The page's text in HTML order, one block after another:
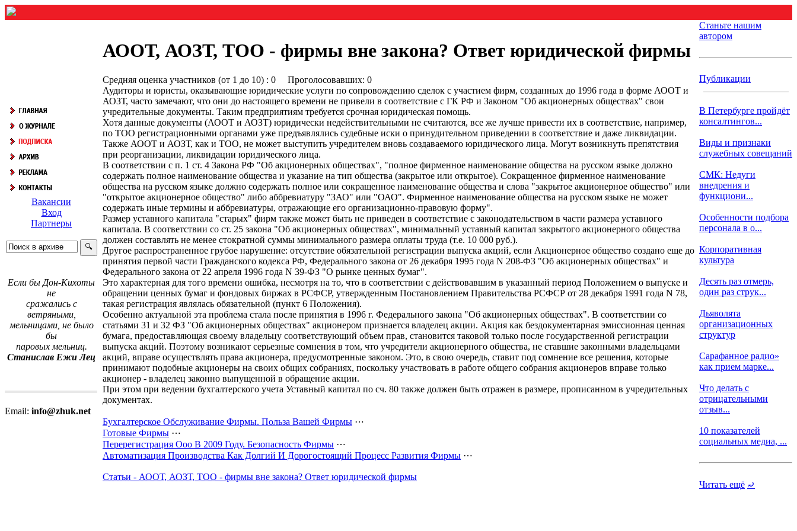
Вакансии
Вход
Партнеры
Если бы Дон-Кихоты
не
сражались с
ветряными,
мельницами, не было
бы
паровых мельниц.
Станислав Ежи Лец
Email: info@zhuk.net
АООТ, АОЗТ, ТОО - фирмы вне закона? Ответ юридической фирмы
Средняя оценка участников (от 1 до 10) : 0 Проголосовавших: 0
Аудиторы и юристы, оказывающие юридические услуги по сопровождению сделок с участием фирм, созданных до 1996 года в форме АООТ и
АОЗТ, часто замечают, что они до настоящего времени не привели в соответствие с ГК РФ и Законом "Об акционерных обществах" свои
учредительные документы. Таким предприятиям требуется срочная юридическая помощь.
Хотя данные документы (АООТ и АОЗТ) юридически недействительными не считаются, все же лучше привести их в соответствие, например,
по ТОО регистрационными органами уже предъявлялись судебные иски о принудительном приведении в соответствие и даже ликвидации.
Также АООТ и АОЗТ, как и ТОО, не может выступить учредителем вновь создаваемого юридического лица. Могут возникнуть препятствия
при реорганизации, ликвидации юридического лица.
В соответствии с п. 1 ст. 4 Закона РФ "Об акционерных обществах", "полное фирменное наименование общества на русском языке должно
содержать полное наименование общества и указание на тип общества (закрытое или открытое). Сокращенное фирменное наименование
общества на русском языке должно содержать полное или сокращенное наименование общества и слова "закрытое акционерное общество" или
"открытое акционерное общество" либо аббревиатуру "ЗАО" или "ОАО". Фирменное наименование общества на русском языке не может
содержать иные термины и аббревиатуры, отражающие его организационно-правовую форму".
Размер уставного капитала "старых" фирм также может быть не приведен в соответствие с законодательством в части размера уставного
капитала. В соответствии со ст. 25 закона "Об акционерных обществах", минимальный уставный капитал закрытого акционерного общества
должен составлять не менее стократной суммы минимального размера оплаты труда (т.е. 10 000 руб.).
Другое распространенное грубое нарушение: отсутствие обязательной регистрации выпуска акций, если Акционерное общество создано еще до
принятия первой части Гражданского кодекса РФ, Федерального закона от 26 декабря 1995 года N 208-ФЗ "Об акционерных обществах" и
Федерального закона от 22 апреля 1996 года N 39-ФЗ "О рынке ценных бумаг".
Это характерная для того времени ошибка, несмотря на то, что в соответствии с действовавшим в указанный период Положением о выпуске и
обращении ценных бумаг и фондовых биржах в РСФСР, утвержденным Постановлением Правительства РСФСР от 28 декабря 1991 года N 78,
такая регистрация являлась обязательной (пункт 6 Положения).
Особенно актуальной эта проблема стала после принятия в 1996 г. Федерального закона "Об акционерных обществах". В соответствии со
статьями 31 и 32 ФЗ "Об акционерных обществах" акционером признается владелец акции. Акция как бездокументарная эмиссионная ценная
бумага, предоставляющая своему владельцу соответствующий объем прав, становится таковой только после государственной регистрации
выпуска акций. Поэтому возникают серьезные сомнения в том, что учредители акционерного общества, не ставшие законными владельцами
акций, вправе осуществлять права акционера, предусмотренные законом. Это, в свою очередь, ставит под сомнение все решения, которые
принимают подобные акционеры на своих общих собраниях, поскольку участвовать в работе общего собрания акционеров вправе только
акционер - владелец законно выпущенной в обращение акции.
При этом при ведении бухгалтерского учета Уставный капитал по сч. 80 также должен быть отражен в размере, прописанном в учредительных
документах.
Бухгалтерское Обслуживание Фирмы. Польза Вашей Фирмы ⋯
Готовые Фирмы ⋯
Перерегистрация Ооо В 2009 Году. Безопасность Фирмы ⋯
Автоматизация Производства Как Долгий И Дорогостоящий Процесс Развития Фирмы ⋯
Статьи - АООТ, АОЗТ, ТОО - фирмы вне закона? Ответ юридической фирмы
Станьте нашим
автором
Публикации
В Петербурге пройдёт
консалтингов...
Виды и признаки
служебных совещаний
СМК: Недуги
внедрения и
функциони...
Особенности подбора
персонала в о...
Корпоративная
культура
Десять раз отмерь,
один раз струк...
Дьяволята
организационных
структур
Сарафанное радио»
как прием марке...
Что делать с
отрицательными
отзыв...
10 показателей
социальных медиа, ...
Читать ещё ⤾